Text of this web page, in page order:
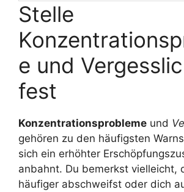
Stelle
e und
fest
Konzentrationsprobleme und
gehören zu den häufigsten
sich ein erhöhter
anbahnt. Du bemerkst vielleicht,
häufiger abschweifst oder dich